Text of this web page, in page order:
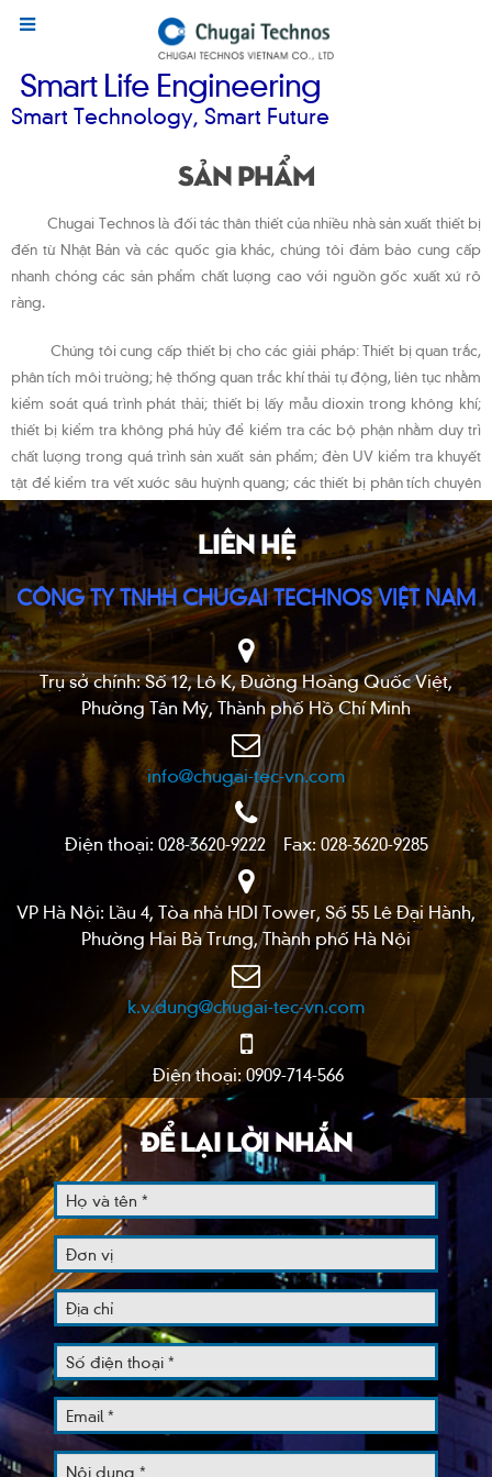
Smart Life Engineering
Smart Technology, Smart Future
Sản phẩm
Chugai Technos là đối tác thân thiết của nhiều nhà sản xuất thiết bị
đến từ Nhật Bản và các quốc gia khác, chúng tôi đảm bảo cung cấp
nhanh chóng các sản phẩm chất lượng cao với nguồn gốc xuất xứ rõ
ràng.
Chúng tôi cung cấp thiết bị cho các giải pháp: Thiết bị quan trắc,
phân tích môi trường; hệ thống quan trắc khí thải tự động, liên tục nhằm
kiểm soát quá trình phát thải; thiết bị lấy mẫu dioxin trong không khí;
thiết bị kiểm tra không phá hủy để kiểm tra các bộ phận nhằm duy trì
chất lượng trong quá trình sản xuất sản phẩm; đèn UV kiểm tra khuyết
tật để kiểm tra vết xước sâu huỳnh quang; các thiết bị phân tích chuyên
dụng khác khác như máy phân tích NH 3,…
LIÊN HỆ
CÔNG TY TNHH CHUGAI TECHNOS VIỆT NAM
Trụ sở chính: Số 12, Lô K, Đường Hoàng Quốc Việt,
Phường Tân Mỹ, Thành phố Hồ Chí Minh
info@chugai-tec-vn.com
Điện thoại: 028-3620-9222 Fax: 028-3620-9285
VP Hà Nội: Lầu 4, Tòa nhà HDI Tower, Số 55 Lê Đại Hành,
Phường Hai Bà Trưng, Thành phố Hà Nội
k.v.dung@chugai-tec-vn.com
Điện thoại: 0909-714-566
ĐỂ LẠI LỜI NHẮN